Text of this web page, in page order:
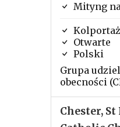
Mityng
Otwarte
Polski
Grupa
obecności
Chester,